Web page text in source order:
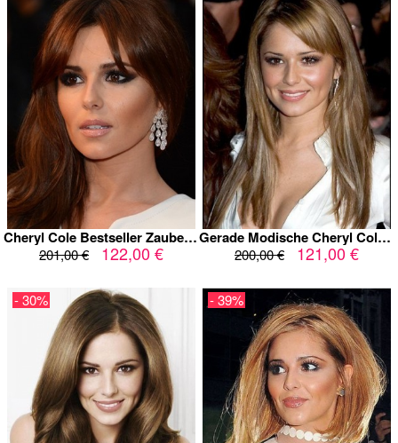
Cheryl Cole Bestseller Zaubenhaft Verkaufen Perücke
201,00 € 122,00 €
Gerade Modische Cheryl Cole Perücke
200,00 € 121,00 €
- 30% - 39%